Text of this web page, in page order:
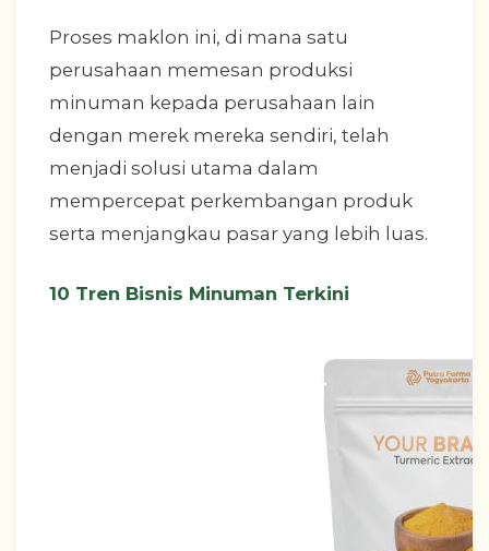
Proses maklon ini, di mana satu
perusahaan memesan produksi
minuman kepada perusahaan lain
dengan merek mereka sendiri, telah
menjadi solusi utama dalam
mempercepat perkembangan produk
serta menjangkau pasar yang lebih luas.
10 Tren Bisnis Minuman Terkini